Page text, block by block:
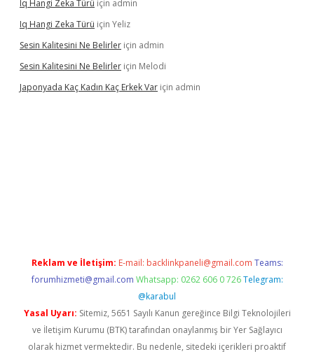
Iq Hangi Zeka Türü için admin
Iq Hangi Zeka Türü için Yeliz
Sesin Kalitesini Ne Belirler için admin
Sesin Kalitesini Ne Belirler için Melodi
Japonyada Kaç Kadın Kaç Erkek Var için admin
Reklam ve İletişim: E-mail: backlinkpaneli@gmail.com Teams:
forumhizmeti@gmail.com Whatsapp: 0262 606 0 726 Telegram:
@karabul
Yasal Uyarı: Sitemiz, 5651 Sayılı Kanun gereğince Bilgi Teknolojileri
ve İletişim Kurumu (BTK) tarafından onaylanmış bir Yer Sağlayıcı
olarak hizmet vermektedir. Bu nedenle, sitedeki içerikleri proaktif